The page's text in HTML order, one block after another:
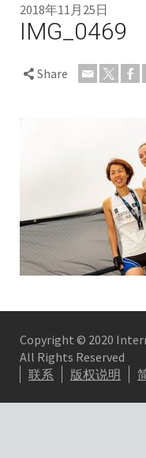
2018年11月25日
IMG_0469
Share
Copyright © 2020
All Rights Reserved
联系
版权说明